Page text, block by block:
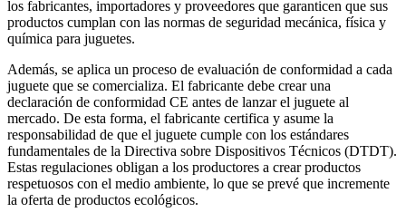
los fabricantes, importadores y proveedores que garanticen que sus
productos cumplan con las normas de seguridad mecánica, física y
química para juguetes.
Además, se aplica un proceso de evaluación de conformidad a cada
juguete que se comercializa. El fabricante debe crear una
declaración de conformidad CE antes de lanzar el juguete al
mercado. De esta forma, el fabricante certifica y asume la
responsabilidad de que el juguete cumple con los estándares
fundamentales de la Directiva sobre Dispositivos Técnicos (DTDT).
Estas regulaciones obligan a los productores a crear productos
respetuosos con el medio ambiente, lo que se prevé que incremente
la oferta de productos ecológicos.